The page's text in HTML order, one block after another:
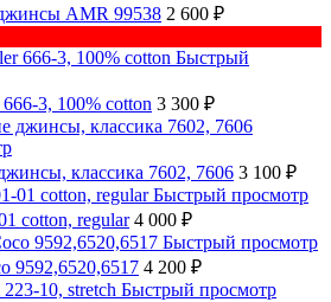
AMR 99538 2 600 ₽
Быстрый
3, 100% cotton 3 300 ₽
классика 7602, 7606 3 100 ₽
Быстрый просмотр
cotton, regular 4 000 ₽
Быстрый просмотр
9592,6520,6517 4 200 ₽
Быстрый просмотр